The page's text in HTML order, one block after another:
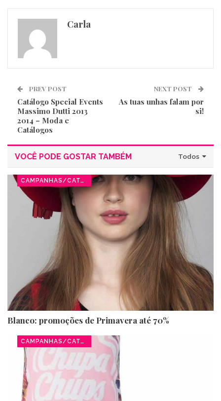
Carla
PREV POST
Catálogo Special Events
Massimo Dutti 2013
2014 – Moda e
Catálogos
NEXT POST
As tuas unhas falam por
si!
Todos
VOCÊ PODE GOSTAR TAMBÉM
CAMPANHAS/CATÁLOGOS
Blanco: promoções de Primavera até 70%
CAMPANHAS/CATÁLOGOS